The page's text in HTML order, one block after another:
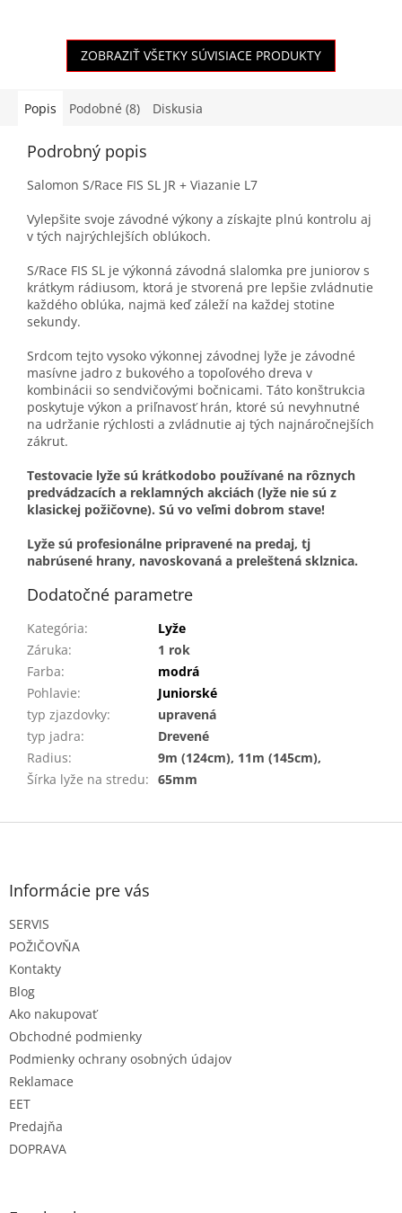
ZOBRAZIŤ VŠETKY SÚVISIACE PRODUKTY
Popis Podobné (8) Diskusia
Podrobný popis
Salomon S/Race FIS SL JR + Viazanie L7
Vylepšite svoje závodné výkony a získajte plnú kontrolu aj
v tých najrýchlejších oblúkoch.
S/Race FIS SL je výkonná závodná slalomka pre juniorov s
krátkym rádiusom, ktorá je stvorená pre lepšie zvládnutie
každého oblúka, najmä keď záleží na každej stotine
sekundy.
Srdcom tejto vysoko výkonnej závodnej lyže je závodné
masívne jadro z bukového a topoľového dreva v
kombinácii so sendvičovými bočnicami. Táto konštrukcia
poskytuje výkon a priľnavosť hrán, ktoré sú nevyhnutné
na udržanie rýchlosti a zvládnutie aj tých najnáročnejších
zákrut.
Testovacie lyže sú krátkodobo používané na rôznych
predvádzacích a reklamných akciách (lyže nie sú z
klasickej požičovne). Sú vo veľmi dobrom stave!
Lyže sú profesionálne pripravené na predaj, tj
nabrúsené hrany, navoskovaná a preleštená sklznica.
Dodatočné parametre
Kategória:
Lyže
Záruka:
1 rok
Farba:
modrá
Pohlavie:
Juniorské
typ zjazdovky:
upravená
typ jadra:
Drevené
Radius:
9m (124cm), 11m (145cm),
Šírka lyže na stredu: 65mm
Z
Informácie pre vás
SERVIS
POŽIČOVŇA
Kontakty
Blog
Ako nakupovať
Obchodné podmienky
Podmienky ochrany osobných údajov
Reklamace
EET
Predajňa
DOPRAVA